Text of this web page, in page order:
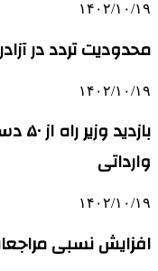
۱۴۰۲/۱۰/۱۹
محدودیت تردد در
۱۴۰۲/۱۰/۱۹
وارداتی
۱۴۰۲/۱۰/۱۹
افزایش نسبی